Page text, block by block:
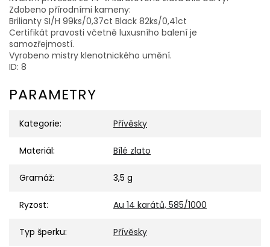
Zdobeno přírodními kameny:
Brilianty SI/H 99ks/0,37ct Black 82ks/0,41ct
Certifikát pravosti včetně luxusního balení je
samozřejmostí.
Vyrobeno mistry klenotnického umění.
ID: 8
PARAMETRY
Kategorie: Přívěsky
Materiál: Bílé zlato
Gramáž: 3,5 g
Ryzost: Au 14 karátů, 585/1000
Typ šperku: Přívěsky